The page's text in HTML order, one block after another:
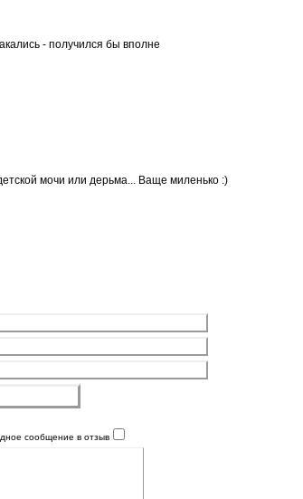
- получился бы вполне
мочи или дерьма... Ваще миленько :)
сообщение в отзыв